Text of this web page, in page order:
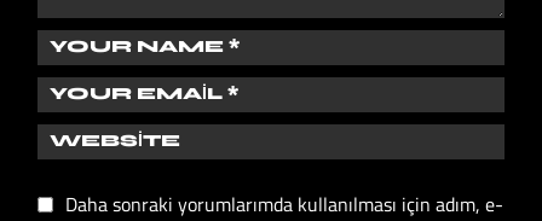
Daha sonraki yorumlarımda kullanılması için adım, e-